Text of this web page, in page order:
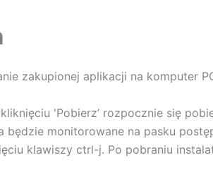
zakupionej aplikacji na komputer
'Pobierz’ rozpocznie się
monitorowane na pasku
klawiszy ctrl-j. Po pobraniu